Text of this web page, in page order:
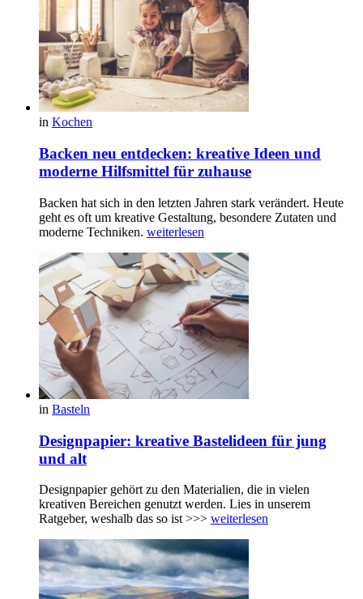
in Kochen
Backen neu entdecken: kreative Ideen und
moderne Hilfsmittel für zuhause
Backen hat sich in den letzten Jahren stark verändert. Heute
geht es oft um kreative Gestaltung, besondere Zutaten und
moderne Techniken. weiterlesen
in Basteln
Designpapier: kreative Bastelideen für jung
und alt
Designpapier gehört zu den Materialien, die in vielen
kreativen Bereichen genutzt werden. Lies in unserem
Ratgeber, weshalb das so ist >>> weiterlesen